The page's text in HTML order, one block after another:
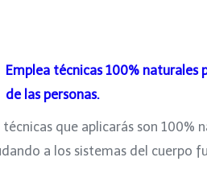
Emplea técnicas 100%
de las personas.
técnicas que aplicarás son 100%
a los sistemas del cuerpo